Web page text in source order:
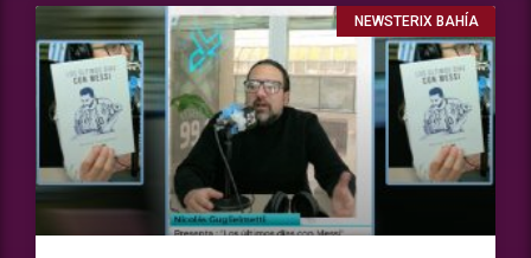
NEWSTERIX BAHÍA